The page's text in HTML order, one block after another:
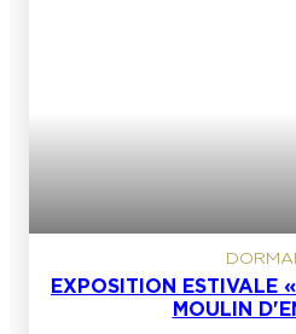
EXPOSITION ESTIVALE
MOULIN